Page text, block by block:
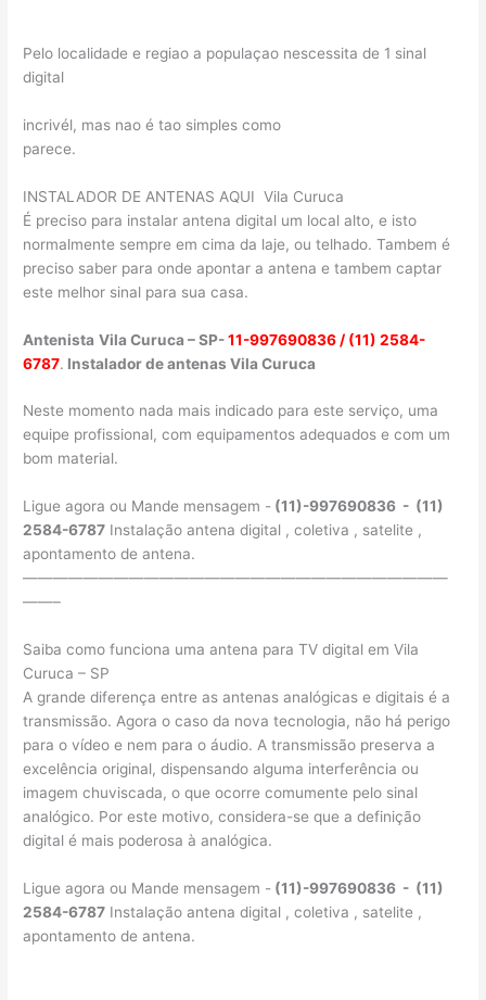
Pelo localidade e regiao a populaçao nescessita de 1 sinal
digital
incrivél, mas nao é tao simples como
parece.
INSTALADOR DE ANTENAS AQUI Vila Curuca
É preciso para instalar antena digital um local alto, e isto
normalmente sempre em cima da laje, ou telhado. Tambem é
preciso saber para onde apontar a antena e tambem captar
este melhor sinal para sua casa.
Antenista Vila Curuca – SP-11-997690836 / (11) 2584-
6787. Instalador de antenas Vila Curuca
Neste momento nada mais indicado para este serviço, uma
equipe profissional, com equipamentos adequados e com um
bom material.
Ligue agora ou Mande mensagem - (11)-997690836 - (11)
2584-6787 Instalação antena digital , coletiva , satelite ,
apontamento de antena.
————————————————————————————
——–
Saiba como funciona uma antena para TV digital em Vila
Curuca – SP
A grande diferença entre as antenas analógicas e digitais é a
transmissão. Agora o caso da nova tecnologia, não há perigo
para o vídeo e nem para o áudio. A transmissão preserva a
excelência original, dispensando alguma interferência ou
imagem chuviscada, o que ocorre comumente pelo sinal
analógico. Por este motivo, considera-se que a definição
digital é mais poderosa à analógica.
Ligue agora ou Mande mensagem - (11)-997690836 - (11)
2584-6787 Instalação antena digital , coletiva , satelite ,
apontamento de antena.